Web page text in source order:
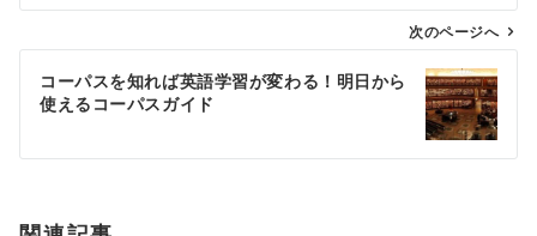
ン
次のページへ
コーパスを知れば英語学習が変わる！明日から
使えるコーパスガイド